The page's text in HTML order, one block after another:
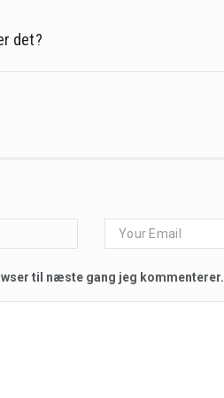
det?
til næste gang jeg kommenterer.